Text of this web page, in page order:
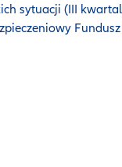
sytuacji (III
Fundusz